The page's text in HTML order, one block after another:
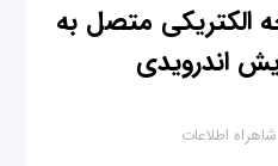
الکتریکی متصل به
اندرویدی
شاهراه اطلاعات